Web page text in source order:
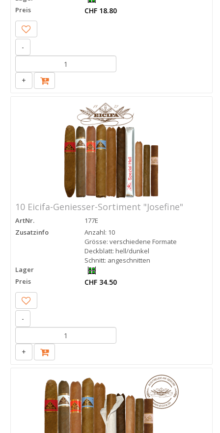
Preis
CHF 18.80
-
+
10 Eicifa-Geniesser-Sortiment "Josefine"
ArtNr.
177E
Zusatzinfo
Anzahl: 10
Grösse: verschiedene Formate
Deckblatt: hell/dunkel
Schnitt: angeschnitten
Lager
Preis
CHF 34.50
-
+